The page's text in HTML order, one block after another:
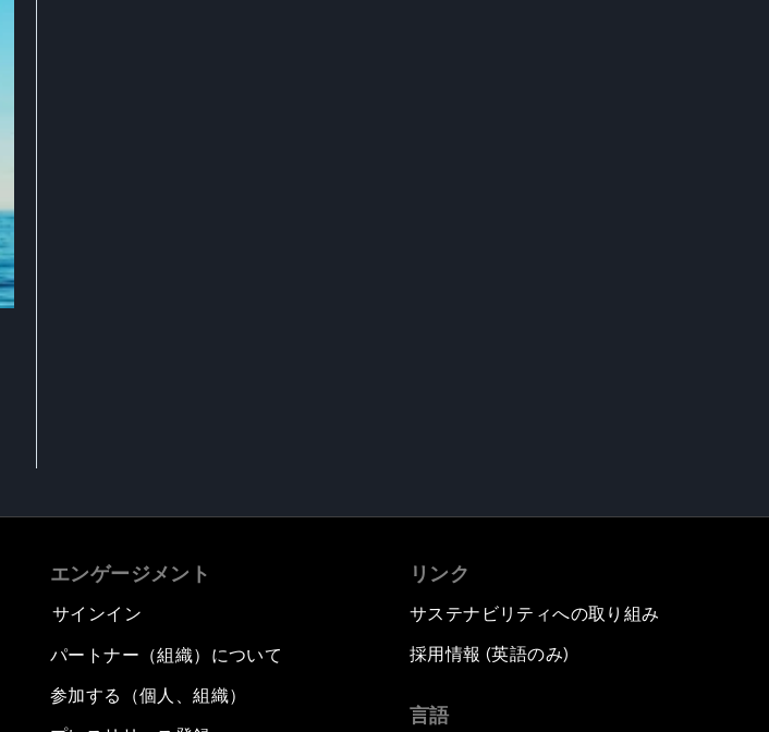
エンゲージメント
サインイン
パートナー（組織）について
参加する（個人、組織）
リンク
サステナビリティへの取り組み
採用情報 (英語のみ)
言語